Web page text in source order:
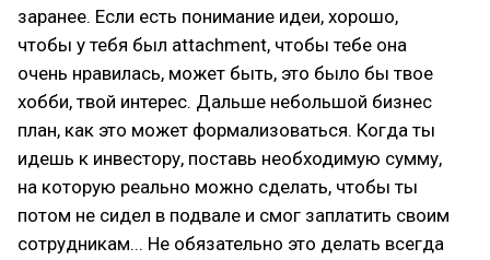
заранее. Если есть понимание идеи, хорошо,
чтобы у тебя был attachment, чтобы тебе она
очень нравилась, может быть, это было бы твое
хобби, твой интерес. Дальше небольшой бизнес
план, как это может формализоваться. Когда ты
идешь к инвестору, поставь необходимую сумму,
на которую реально можно сделать, чтобы ты
потом не сидел в подвале и смог заплатить своим
сотрудникам... Не обязательно это делать всегда